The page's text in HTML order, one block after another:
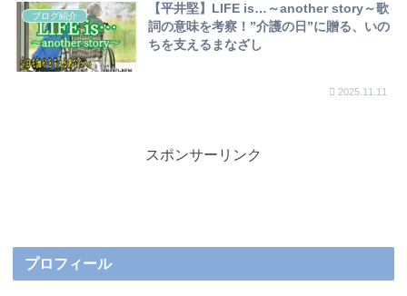
ブログ紹介
【平井堅】LIFE is…～another story～歌
詞の意味を考察！”介護の日”に贈る、いの
ちを支えるまなざし
2025.11.11
スポンサーリンク
プロフィール